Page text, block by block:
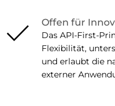
check Offen für
Das API-First-
Flexibilität,
und erlaubt die
externer